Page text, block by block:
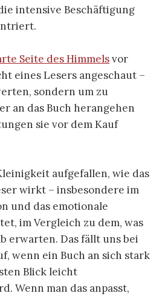
intensive Beschäftigung
Seite des Himmelsvor
eines Lesers angeschaut –
sondern um zu
an das Buch herangehen
sie vor dem Kauf
aufgefallen, wie das
wirkt – insbesondere im
und das emotionale
im Vergleich zu dem, was
erwarten. Das fällt uns bei
wenn ein Buch an sich stark
Blick leicht
Wenn man das anpasst,